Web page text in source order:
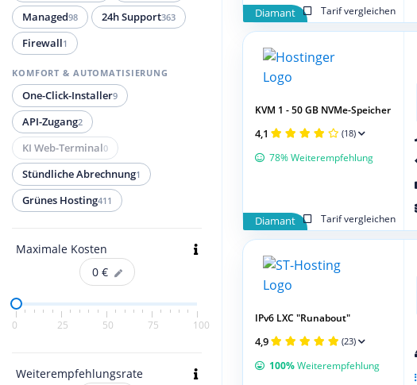
Managed98 24h Support363
Firewall1
KOMFORT & AUTOMATISIERUNG
One-Click-Installer9
API-Zugang2
KI Web-Terminal0
Stündliche Abrechnung1
Grünes Hosting411
Maximale Kosten
0 €
0 25 50 75 100
Weiterempfehlungsrate
Diamant Tarif vergleichen
Diamant
Tarif vergleichen
KVM 1 - 50 GB NVMe-Speicher
4,1 (18)
78% Weiterempfehlung
IPv6 LXC "Runabout"
4,9 (23)
100%Weiterempfehlung